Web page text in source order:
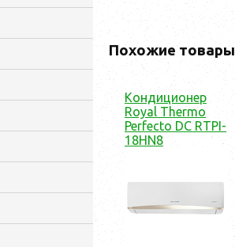
Похожие товары
Кондиционер
Royal Thermo
Perfecto DC RTPI-
18HN8